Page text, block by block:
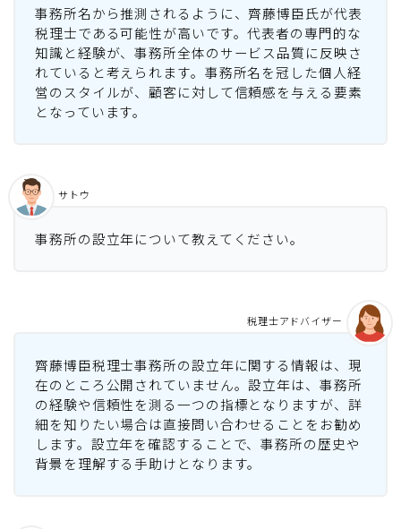
事務所名から推測されるように、齊藤博臣氏が代表
税理士である可能性が高いです。代表者の専門的な
知識と経験が、事務所全体のサービス品質に反映さ
れていると考えられます。事務所名を冠した個人経
営のスタイルが、顧客に対して信頼感を与える要素
となっています。
事務所の設立年について教えてください。
サトウ
齊藤博臣税理士事務所の設立年に関する情報は、現
在のところ公開されていません。設立年は、事務所
の経験や信頼性を測る一つの指標となりますが、詳
細を知りたい場合は直接問い合わせることをお勧め
します。設立年を確認することで、事務所の歴史や
背景を理解する手助けとなります。
税理士アドバイザー